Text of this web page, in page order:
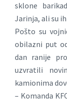
sklone
Jarinja, ali su
Pošto su
obilazni put
dan ranije
uzvratili
kamionima
– Komanda